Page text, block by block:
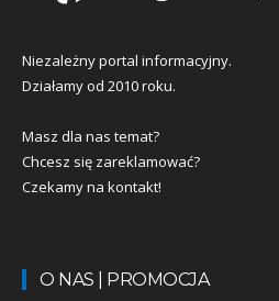
Niezależny portal informacyjny.
Działamy od 2010 roku.
Masz dla nas temat?
Chcesz się zareklamować?
Czekamy na kontakt!
O NAS | PROMOCJA